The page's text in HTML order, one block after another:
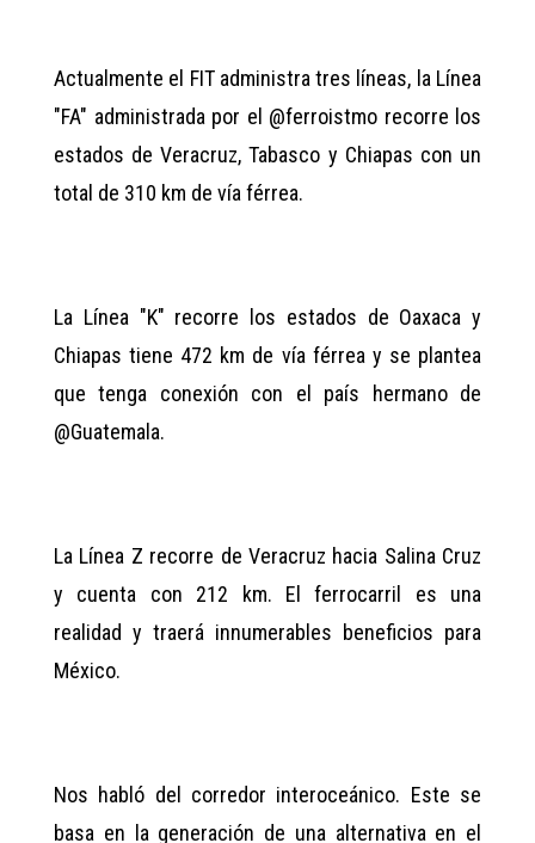
Actualmente el FIT administra tres líneas, la Línea
"FA" administrada por el @ferroistmo recorre los
estados de Veracruz, Tabasco y Chiapas con un
total de 310 km de vía férrea.
La Línea "K" recorre los estados de Oaxaca y
Chiapas tiene 472 km de vía férrea y se plantea
que tenga conexión con el país hermano de
@Guatemala.
La Línea Z recorre de Veracruz hacia Salina Cruz
y cuenta con 212 km. El ferrocarril es una
realidad y traerá innumerables beneficios para
México.
Nos habló del corredor interoceánico. Este se
basa en la generación de una alternativa en el